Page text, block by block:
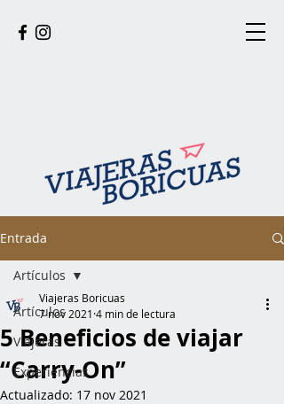
Entrada
Artículos
Viajeras
Experiencias
Artículos
5 Beneficios de viajar
“Carry-On”
Viajeras Boricuas
7 nov 2021 4 min de lectura
Actualizado: 17 nov 2021